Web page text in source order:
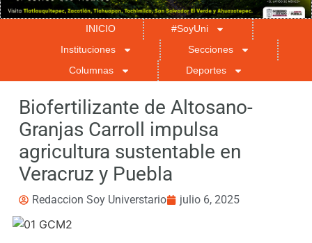
INICIO
#SoyUni
Instituciones
Secciones
Columnas
Deportes
Biofertilizante de Altosano-
Granjas Carroll impulsa
agricultura sustentable en
Veracruz y Puebla
Redaccion Soy Universtario julio 6, 2025